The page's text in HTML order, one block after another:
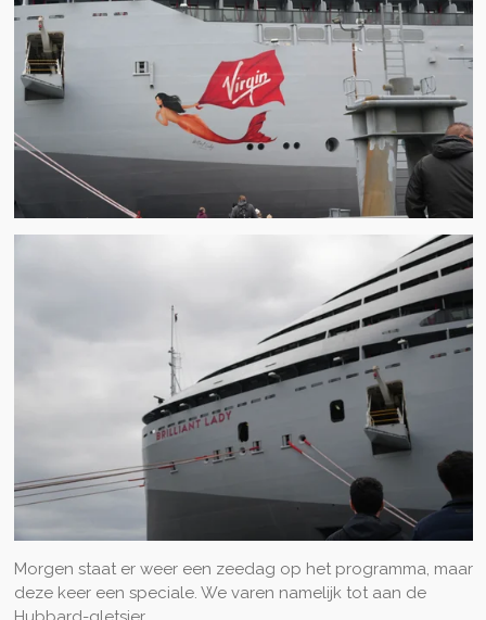
Morgen staat er weer een zeedag op het programma, maar
deze keer een speciale. We varen namelijk tot aan de